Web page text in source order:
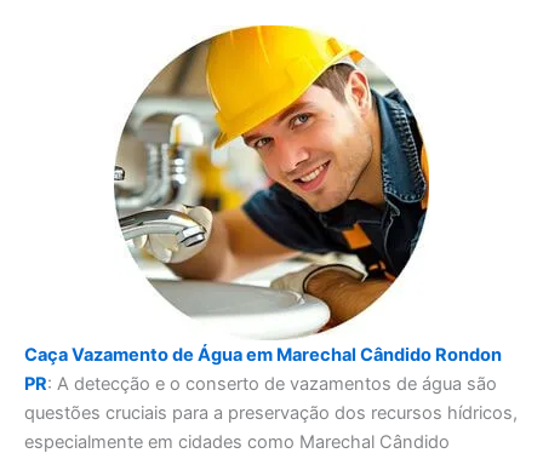
Caça Vazamento de Água em Marechal Cândido Rondon
PR: A detecção e o conserto de vazamentos de água são
questões cruciais para a preservação dos recursos hídricos,
especialmente em cidades como Marechal Cândido